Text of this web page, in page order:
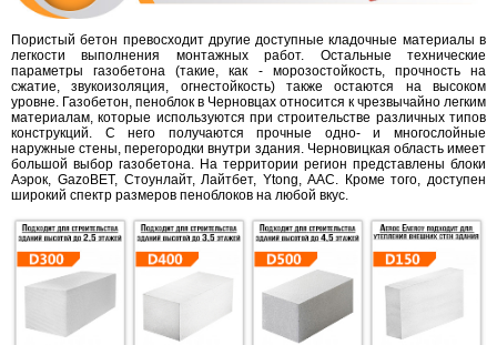
Пористый бетон превосходит другие доступные кладочные материалы в
легкости выполнения монтажных работ. Остальные технические
параметры газобетона (такие, как - морозостойкость, прочность на
сжатие, звукоизоляция, огнестойкость) также остаются на высоком
уровне. Газобетон, пеноблок в Черновцах относится к чрезвычайно легким
материалам, которые используются при строительстве различных типов
конструкций. С него получаются прочные одно- и многослойные
наружные стены, перегородки внутри здания. Черновицкая область имеет
большой выбор газобетона. На территории регион представлены блоки
Аэрок, GazoBET, Стоунлайт, Лайтбет, Ytong, AAC. Кроме того, доступен
широкий спектр размеров пеноблоков на любой вкус.